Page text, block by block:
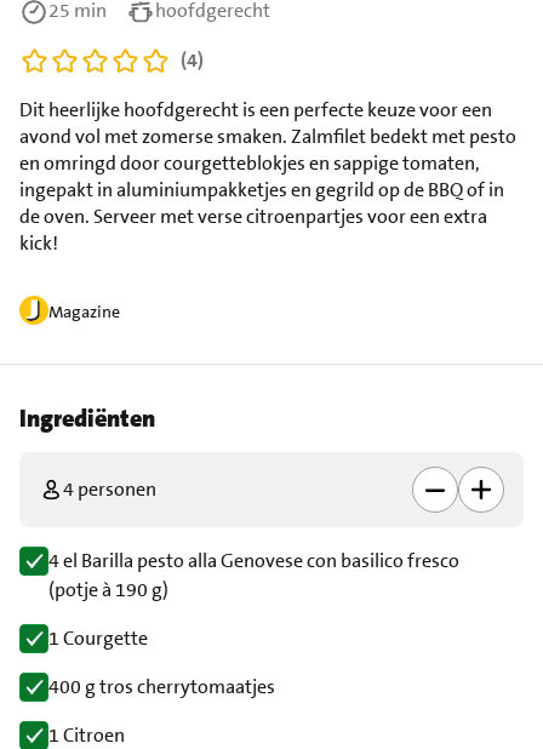
Magazine
Dit heerlijke hoofdgerecht is een perfecte keuze voor een
avond vol met zomerse smaken. Zalmfilet bedekt met pesto
en omringd door courgetteblokjes en sappige tomaten,
ingepakt in aluminiumpakketjes en gegrild op de BBQ of in
de oven. Serveer met verse citroenpartjes voor een extra
kick!
25 min
hoofdgerecht
(4)
Ingrediënten
4 personen
4 el Barilla pesto alla Genovese con basilico fresco
(potje à 190 g)
1 Courgette
400 g tros cherrytomaatjes
1 Citroen